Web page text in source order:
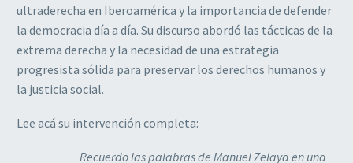
ultraderecha en Iberoamérica y la importancia de defender
la democracia día a día. Su discurso abordó las tácticas de la
extrema derecha y la necesidad de una estrategia
progresista sólida para preservar los derechos humanos y
la justicia social.
Lee acá su intervención completa:
Recuerdo las palabras de Manuel Zelaya en una